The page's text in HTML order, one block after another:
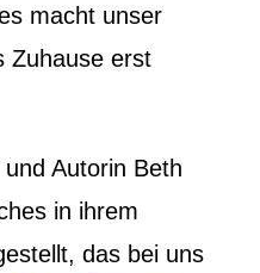
macht unser
Zuhause erst
Autorin Beth
in ihrem
das bei uns